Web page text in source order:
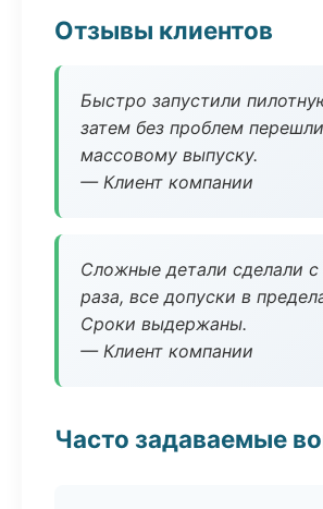
Отзывы клиентов
Быстро запустили
затем без проблем
массовому выпуску.
— Клиент компании
Сложные детали сделали с
раза, все допуски в
Сроки выдержаны.
— Клиент компании
Часто задаваемые